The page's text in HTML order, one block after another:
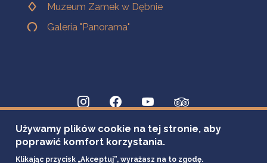
Muzeum Zamek w Dębnie
Galeria "Panorama"
Używamy plików cookie na tej stronie, aby
poprawić komfort korzystania.
Klikając przycisk „Akceptuj”, wyrażasz na to zgodę.